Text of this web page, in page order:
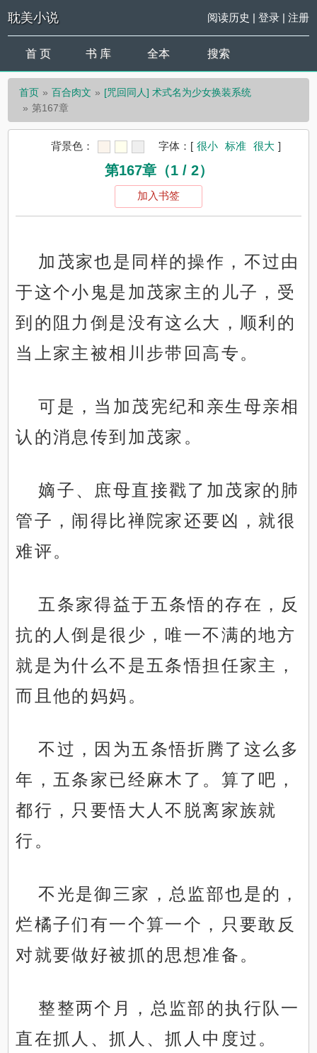
耽美小说 阅读历史 | 登录| 注册
首 页 书 库 全本 搜索
首页 百合肉文
[咒回同人] 术式名为少女换装系统
第167章
背景色： 字体： [ 很小 标准 很大 ]
第167章（1 / 2）
加入书签
加茂家也是同样的操作，不过由
于这个小鬼是加茂家主的儿子，受
到的阻力倒是没有这么大，顺利的
当上家主被相川步带回高专。
可是，当加茂宪纪和亲生母亲相
认的消息传到加茂家。
嫡子、庶母直接戳了加茂家的肺
管子，闹得比禅院家还要凶，就很
难评。
五条家得益于五条悟的存在，反
抗的人倒是很少，唯一不满的地方
就是为什么不是五条悟担任家主，
而且他的妈妈。
不过，因为五条悟折腾了这么多
年，五条家已经麻木了。算了吧，
都行，只要悟大人不脱离家族就
行。
不光是御三家，总监部也是的，
烂橘子们有一个算一个，只要敢反
对就要做好被抓的思想准备。
整整两个月，总监部的执行队一
直在抓人、抓人、抓人中度过。